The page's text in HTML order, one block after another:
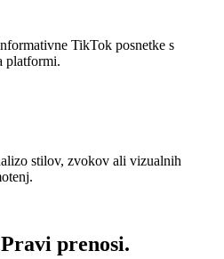
TikTok posnetke s
platformi.
stilov, zvokov ali vizualnih
Pravi prenosi.